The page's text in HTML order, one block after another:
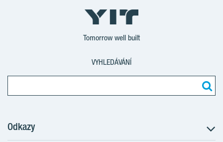
Tomorrow well built
VYHLEDÁVÁNÍ
Odkazy